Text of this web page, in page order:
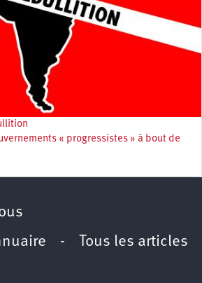
« progressistes » à bout de
-
Tous les articles